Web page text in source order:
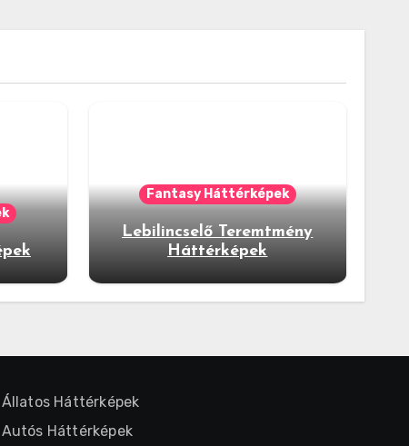
Fantasy Háttérképek
Lebilincselő Teremtmény
Háttérképek
Állatos Háttérképek
Autós Háttérképek